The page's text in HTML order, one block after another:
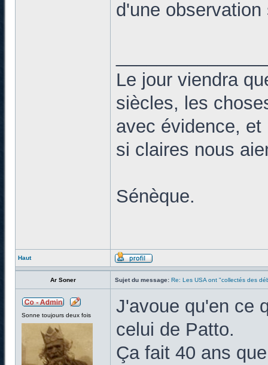
d'une
Le jour viendra
siècles, les
avec évidence,
si claires nous
Sénèque.
Haut
Ar Soner Sujet du message: Re: Les USA ont "collectés des
Sonne toujours deux fois
J'avoue qu'en ce
celui de Patto.
Ça fait 40 ans